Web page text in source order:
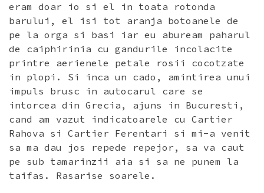
eram doar io si el in toata rotonda
barului, el isi tot aranja botoanele de
pe la orga si basi iar eu abuream paharul
de caiphirinia cu gandurile incolacite
printre aerienele petale rosii cocotzate
in plopi. Si inca un cado, amintirea unui
impuls brusc in autocarul care se
intorcea din Grecia, ajuns in Bucuresti,
cand am vazut indicatoarele cu Cartier
Rahova si Cartier Ferentari si mi-a venit
sa ma dau jos repede repejor, sa va caut
pe sub tamarinzii aia si sa ne punem la
taifas. Rasarise soarele.